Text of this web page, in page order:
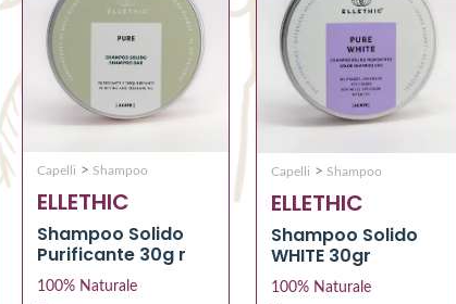
Capelli > Shampoo
ELLETHIC
Shampoo Solido
Purificante 30g r
100% Naturale
Capelli > Shampoo
ELLETHIC
Shampoo Solido
WHITE 30gr
100% Naturale